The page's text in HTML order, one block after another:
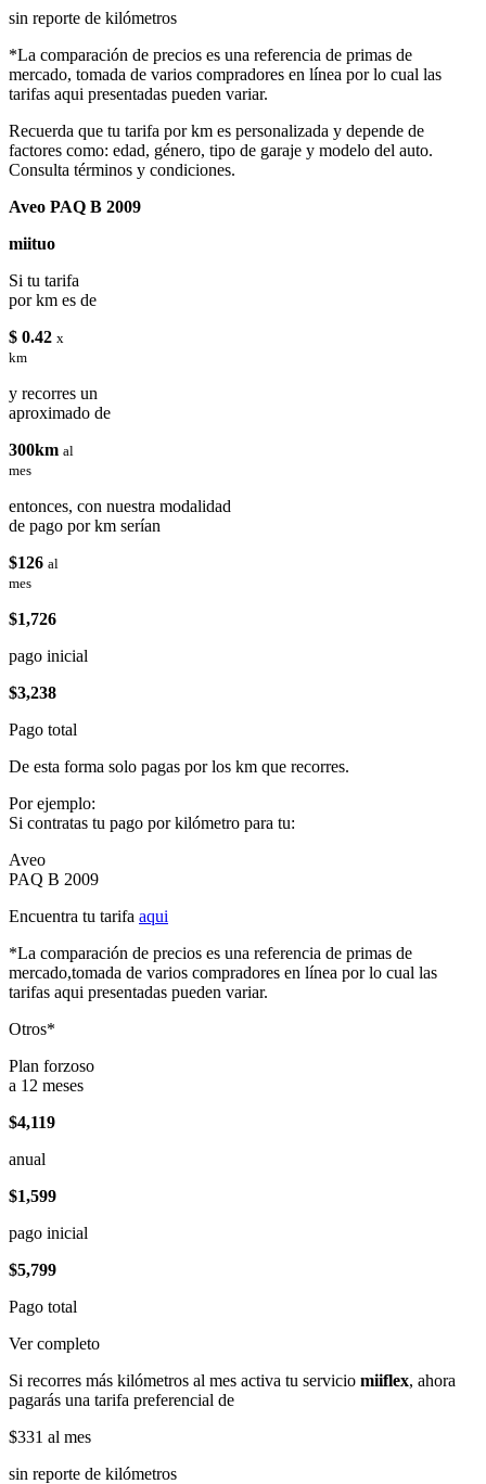
sin reporte de kilómetros
*La comparación de precios es una referencia de primas de
mercado, tomada de varios compradores en línea por lo cual las
tarifas aqui presentadas pueden variar.
Recuerda que tu tarifa por km es personalizada y depende de
factores como: edad, género, tipo de garaje y modelo del auto.
Consulta términos y condiciones.
Aveo PAQ B 2009
miituo
Si tu tarifa
por km es de
$ 0.42 x
km
y recorres un
aproximado de
300km al
mes
entonces, con nuestra modalidad
de pago por km serían
$126 al
mes
$1,726
pago inicial
$3,238
Pago total
De esta forma solo pagas por los km que recorres.
Por ejemplo:
Si contratas tu pago por kilómetro para tu:
Aveo
PAQ B 2009
Encuentra tu tarifa aqui
*La comparación de precios es una referencia de primas de
mercado,tomada de varios compradores en línea por lo cual las
tarifas aqui presentadas pueden variar.
Otros*
Plan forzoso
a 12 meses
$4,119
anual
$1,599
pago inicial
$5,799
Pago total
Ver completo
Si recorres más kilómetros al mes activa tu servicio miiflex, ahora
pagarás una tarifa preferencial de
$331 al mes
sin reporte de kilómetros